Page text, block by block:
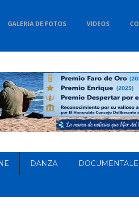
GALERIA DE FOTOS VIDEOS
DANZA